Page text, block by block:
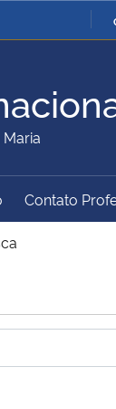
Ministério da Defesa
Ministério da
Ministério do
Contato